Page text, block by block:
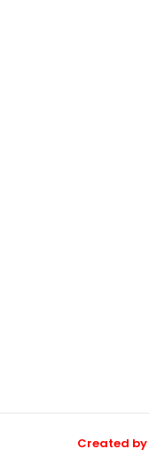
Created by